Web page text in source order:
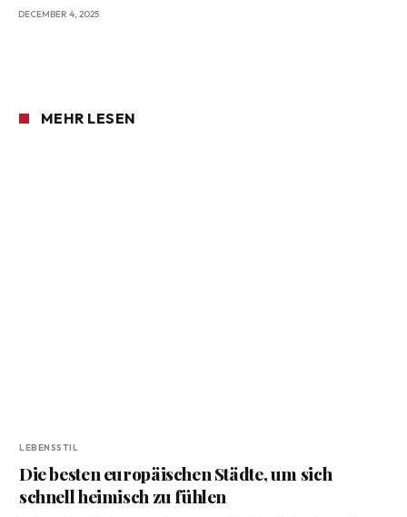
DECEMBER 4, 2025
MEHR LESEN
LEBENSSTIL
Die besten europäischen Städte, um sich
schnell heimisch zu fühlen